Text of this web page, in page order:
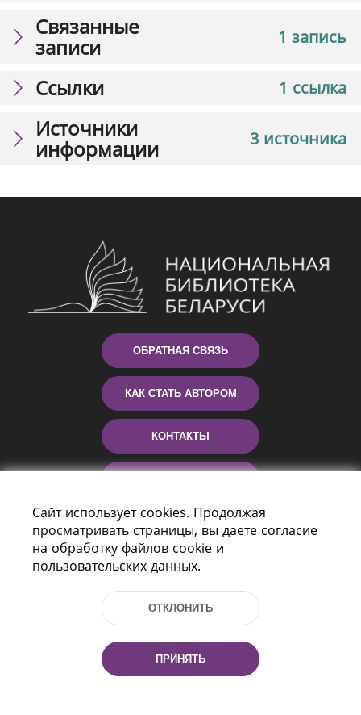
1 запись
Связанные
записи
1 ссылка
Ссылки
3 источника
Источники
информации
ОБРАТНАЯ СВЯЗЬ
КАК СТАТЬ АВТОРОМ
КОНТАКТЫ
г. Минск, Республика Беларусь, 220114
Тел.: (+375 17) 368 37 37, Факс: (+375 17)
Сайт использует cookies. Продолжая
просматривать страницы, вы даете согласие
на обработку файлов cookie и
пользовательских данных.
ОТКЛОНИТЬ
ПРИНЯТЬ